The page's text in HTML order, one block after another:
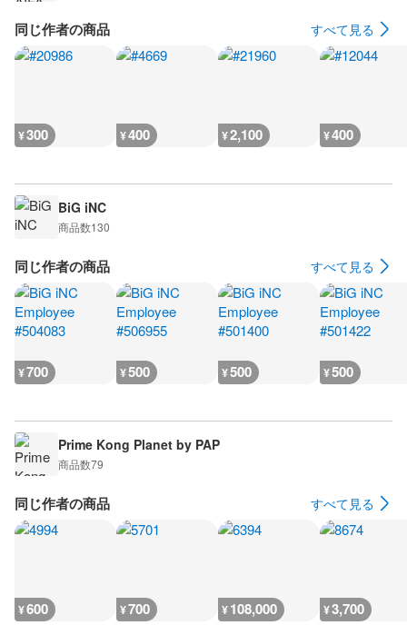
同じ作者の商品 すべて見る
¥300 ¥400 ¥2,100 ¥400
BiG iNC
商品数130
同じ作者の商品 すべて見る
¥700 ¥500 ¥500 ¥500
Prime Kong Planet by PAP
商品数79
同じ作者の商品 すべて見る
¥600 ¥700 ¥108,000 ¥3,700